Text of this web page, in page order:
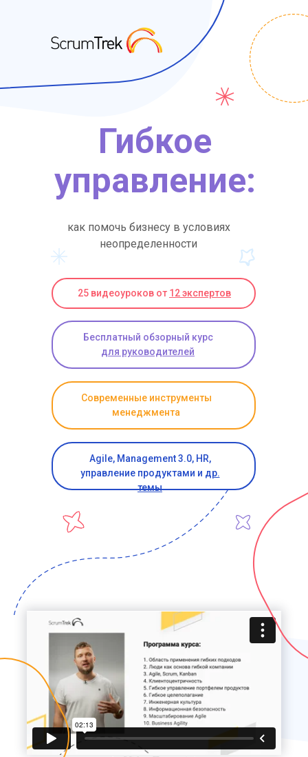
как помочь бизнесу в условиях
неопределенности
Гибкое
управление:
Agile, Management 3.0, HR,
управление продуктами и др.
темы
Современные инструменты
менеджмента
Бесплатный обзорный курс
для руководителей
25 видеоуроков от 12 экспертов